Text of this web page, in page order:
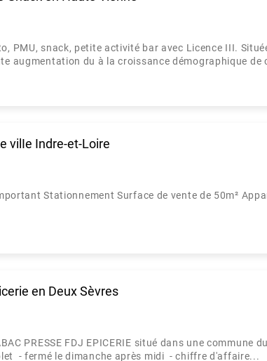
PMU, snack, petite activité bar avec Licence III.
augmentation du à la croissance démographique de
vilIe Indre-et-Loire
Stationnement Surface de vente de 50m²
en Deux Sèvres
PRESSE FDJ EPICERIE situé dans une commune
- fermé le dimanche après midi - chiffre d'affaire...